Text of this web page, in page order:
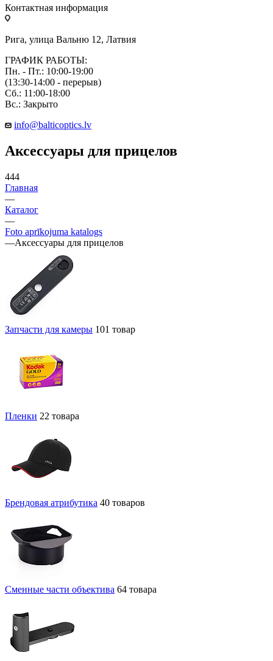
Контактная информация
Рига, улица Вальню 12, Латвия
ГРАФИК РАБОТЫ:
Пн. - Пт.: 10:00-19:00
(13:30-14:00 - перерыв)
Сб.: 11:00-18:00
Вс.: Закрыто
info@balticoptics.lv
Аксессуары для прицелов
444
Главная
—
Каталог
—
Foto aprīkojuma katalogs
—Аксессуары для прицелов
Запчасти для камеры 101 товар
Пленки 22 товара
Брендовая атрибутика 40 товаров
Сменные части объектива 64 товара